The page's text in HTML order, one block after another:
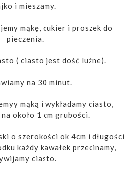
i mieszamy.
mąkę, cukier i proszek do
pieczenia.
( ciasto jest dość luźne).
na 30 minut.
mąką i wykładamy ciasto,
na około 1 cm grubości.
o szerokości ok 4cm i długości
każdy kawałek przecinamy,
ciasto.